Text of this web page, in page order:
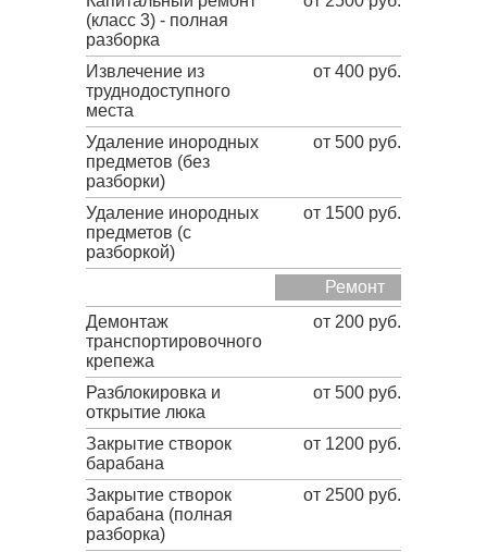
(класс 3) - полная
разборка
Извлечение из
труднодоступного
места
от 400 руб.
Удаление инородных
предметов (без
разборки)
от 500 руб.
Удаление инородных
предметов (с
разборкой)
от 1500 руб.
Ремонт
Демонтаж
транспортировочного
крепежа
от 200 руб.
Разблокировка и
открытие люка
от 500 руб.
Закрытие створок
барабана
от 1200 руб.
Закрытие створок
барабана (полная
разборка)
от 2500 руб.